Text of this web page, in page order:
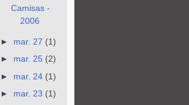
Camisas -
2006
► mar. 27 (1)
► mar. 25 (2)
► mar. 24 (1)
► mar. 23 (1)